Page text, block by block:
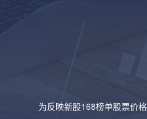
为反映新股168榜单股票价